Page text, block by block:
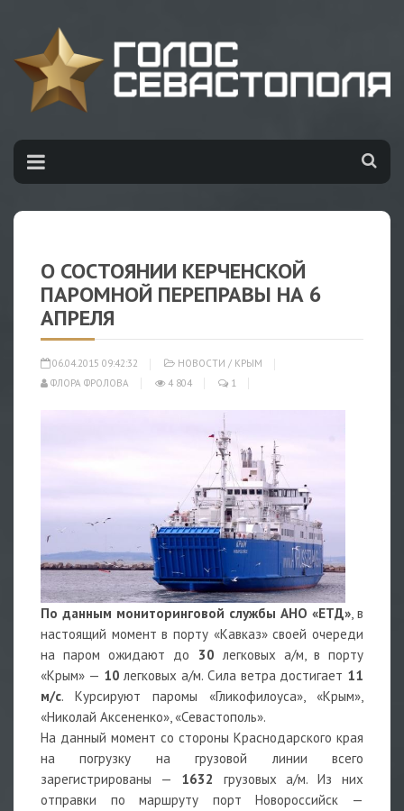
О СОСТОЯНИИ КЕРЧЕНСКОЙ
ПАРОМНОЙ ПЕРЕПРАВЫ НА 6
АПРЕЛЯ
06.04.2015 09:42:32 НОВОСТИ / КРЫМ
ФЛОРА ФРОЛОВА
4 804 1
По данным мониторинговой службы АНО «ЕТД», в
настоящий момент в порту «Кавказ» своей очереди
на паром ожидают до 30 легковых а/м, в порту
«Крым» — 10 легковых а/м. Сила ветра достигает 11
м/с. Курсируют паромы «Гликофилоуса», «Крым»,
«Николай Аксененко», «Севастополь».
На данный момент со стороны Краснодарского края
на погрузку на грузовой линии всего
зарегистрированы — 1632 грузовых а/м. Из них
отправки по маршруту порт Новороссийск —